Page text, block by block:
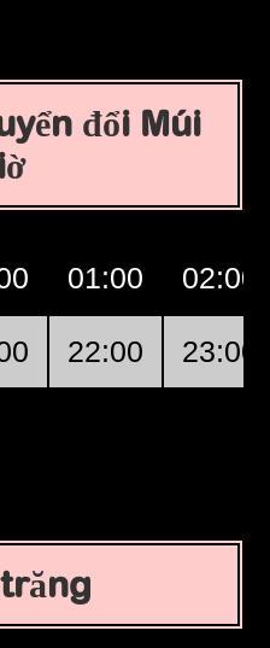
đổi Múi
01:00 02:00
22:00 23:00